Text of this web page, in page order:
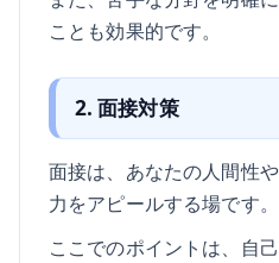
ことも効果的です。
2. 面接対策
面接は、あなたの人間性
力をアピールする場です。
ここでのポイントは、自